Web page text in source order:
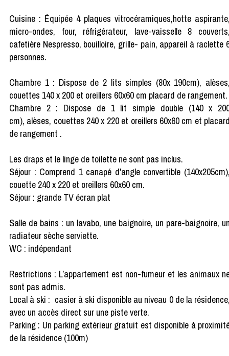
Cuisine : Équipée 4 plaques vitrocéramiques,hotte
micro-ondes, four, réfrigérateur, lave-vaisselle 8
cafetière Nespresso, bouilloire, grille- pain, appareil à raclette
personnes.
Chambre 1 : Dispose de 2 lits simples (80x 190cm),
couettes 140 x 200 et oreillers 60x60 cm placard de rangement.
Chambre 2 : Dispose de 1 lit simple double (140 x
cm), alèses, couettes 240 x 220 et oreillers 60x60 cm et
de rangement .
Les draps et le linge de toilette ne sont pas inclus.
Séjour : Comprend 1 canapé d'angle convertible
couette 240 x 220 et oreillers 60x60 cm.
Séjour : grande TV écran plat
Salle de bains : un lavabo, une baignoire, un pare-baignoire,
radiateur sèche serviette.
WC : indépendant
Restrictions : L’appartement est non-fumeur et les animaux
sont pas admis.
Local à ski : casier à ski disponible au niveau 0 de la
avec un accès direct sur une piste verte.
Parking : Un parking extérieur gratuit est disponible à
de la résidence (100m)